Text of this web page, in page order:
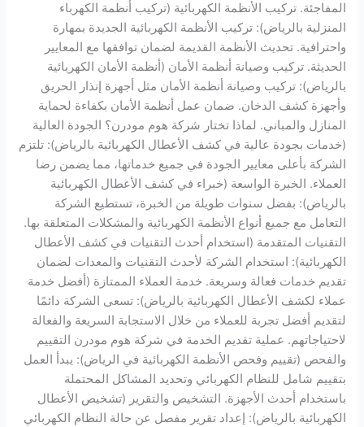
المفاجئة. تركيب الأنظمة الكهربائية (تركيب أنظمة الكهرباء
المنزلية بالرياض): تركيب الأنظمة الكهربائية الجديدة بمهارة
واحترافية. تحديث الأنظمة القديمة لضمان توافقها مع المعايير
الحديثة. تركيب وصيانة أنظمة الأمان (أنظمة الأمان الكهربائية
بالرياض): تركيب وصيانة أنظمة الأمان مثل أجهزة إنذار الحريق
وأجهزة كشف الدخان. ضمان عمل أنظمة الأمان بكفاءة لحماية
المنازل والمباني. لماذا تختار شركة هوم مودرن؟ الجودة العالية
(خدمات بجودة عالية في كشف الأعطال الكهربائية بالرياض): تلتزم
الشركة بأعلى معايير الجودة في جميع خدماتها، مما يضمن رضا
العملاء. الخبرة الواسعة (خبراء في كشف الأعطال الكهربائية
بالرياض): بفضل سنوات طويلة من الخبرة، تستطيع الشركة
التعامل مع جميع أنواع الأنظمة الكهربائية والمشكلات المتعلقة بها.
التقنيات المتقدمة (استخدام أحدث التقنيات في كشف الأعطال
الكهربائية): استخدام الشركة لأحدث التقنيات والمعدات لضمان
تقديم خدمات فعالة وسريعة. خدمة العملاء الممتازة (أفضل خدمة
عملاء لكشف الأعطال الكهربائية بالرياض): تسعى الشركة دائمًا
لتقديم أفضل تجربة للعملاء من خلال الاستجابة السريعة والفعالة
لاحتياجاتهم. عملية تقديم الخدمة في شركة هوم مودرن التقييم
والفحص (تقييم وفحص الأنظمة الكهربائية في الرياض): يبدأ العمل
بتقييم شامل للنظام الكهربائي وتحديد المشاكل المحتملة
باستخدام أحدث الأجهزة. التشخيص والتقرير (تشخيص الأعطال
الكهربائية بالرياض): إعداد تقرير مفصل عن حالة النظام الكهربائي